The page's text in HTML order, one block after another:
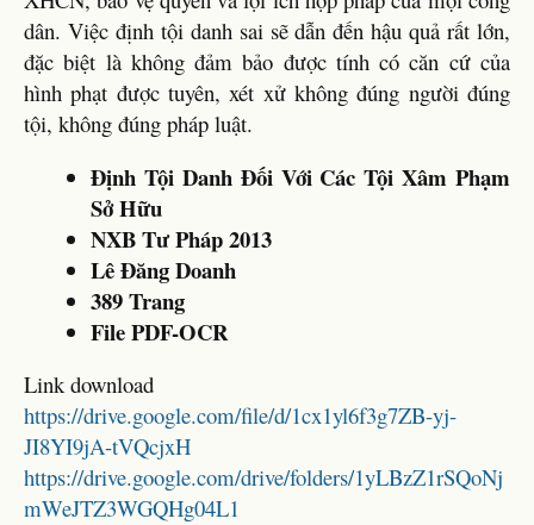
dân. Việc định tội danh sai sẽ dẫn đến hậu quả rất lớn,
đặc biệt là không đảm bảo được tính có căn cứ của
hình phạt được tuyên, xét xử không đúng người đúng
tội, không đúng pháp luật.
Định Tội Danh Đối Với Các Tội Xâm Phạm
Sở Hữu
NXB Tư Pháp 2013
Lê Đăng Doanh
389 Trang
File PDF-OCR
Link download
https://drive.google.com/file/d/1cx1yl6f3g7ZB-yj-
JI8YI9jA-tVQcjxH
https://drive.google.com/drive/folders/1yLBzZ1rSQoNj
mWeJTZ3WGQHg04L1